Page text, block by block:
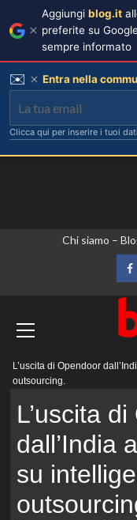
Chi siamo –
principale
L’uscita di Opendoor
outsourcing.
L’uscita
dall’India
su
Aggiungi blog.it
preferite su
sempre informato
✉️ Entra nella
Clicca qui per inserire i tuoi dati